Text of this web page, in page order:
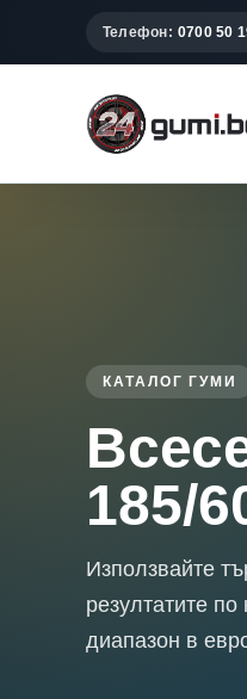
Телефон: 0700 50
КАТАЛОГ ГУМИ
185/
Използвайте
резултатите
диапазон в